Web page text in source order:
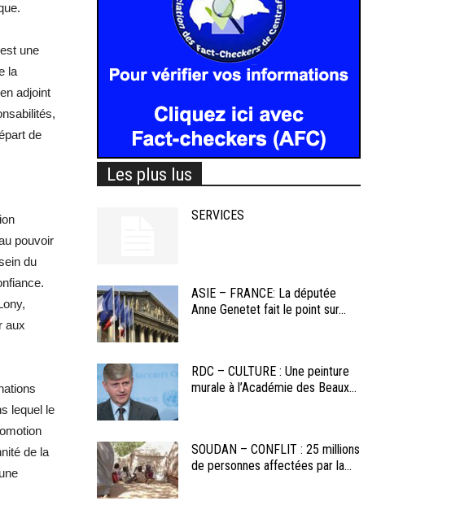
une
la
adjoint
de
pouvoir
du
aux
lequel le
de la
Les plus lus
SERVICES
ASIE – FRANCE: La députée
Anne Genetet fait le point sur...
RDC – CULTURE : Une peinture
murale à l’Académie des Beaux...
SOUDAN – CONFLIT : 25 millions
de personnes affectées par la...